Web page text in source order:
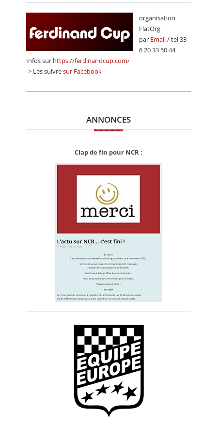
PETITES ANNONCES
organisation
FlatOrg
par Email/ tel 33
6 20 33 50 44
Infos sur https://ferdinandcup.com/
-> Les suivresur Facebook
ANNONCES
Clap de fin pour NCR :